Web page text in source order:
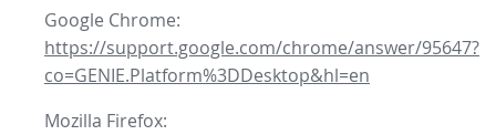
Google Chrome:
https://support.google.com/chrome/answer/95647?
co=GENIE.Platform%3DDesktop&hl=en
Mozilla Firefox: